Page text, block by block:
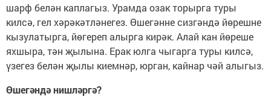
шарф белән каплагыз. Урамда озак торырга туры
килсә, гел хәрәкәтләнегез. Өшегәнне сизгәндә йөрешне
кызулатырга, йөгереп алырга кирәк. Алай кан йөреше
яхшыра, тән җылына. Ерак юлга чыгарга туры килсә,
үзегез белән җылы киемнәр, юрган, кайнар чәй алыгыз.
Өшегәндә нишләргә?